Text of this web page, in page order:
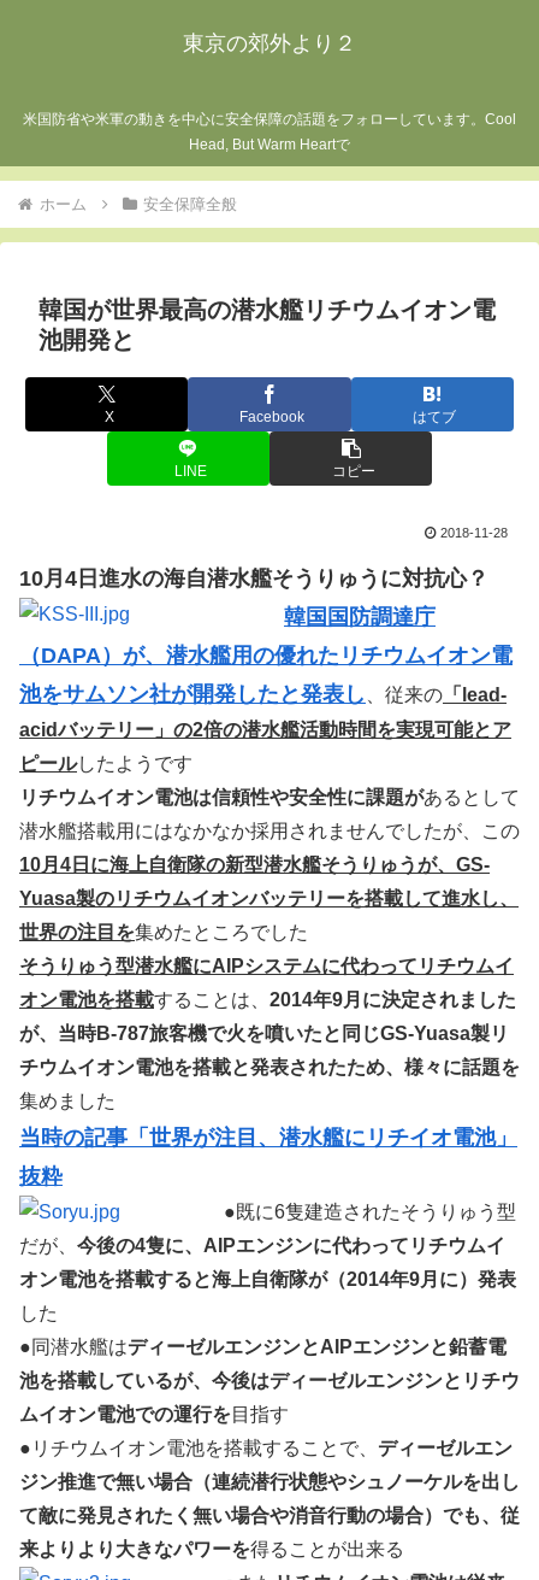
東京の郊外より２
米国防省や米軍の動きを中心に安全保障の話題をフォローしています。Cool
Head, But Warm Heartで
ホーム 安全保障全般
韓国が世界最高の潜水艦リチウムイオン電
池開発と
X Facebook はてブ
LINE コピー
2018-11-28
10月4日進水の海自潜水艦そうりゅうに対抗心？
韓国国防調達庁
（DAPA）が、潜水艦用の優れたリチウムイオン電
池をサムソン社が開発したと発表し
、従来の 「lead-
acidバッテリー」の2倍の潜水艦活動時間を実現可能とア
ピールしたようです
リチウムイオン電池は信頼性や安全性に課題があるとして
潜水艦搭載用にはなかなか採用されませんでしたが、この
10月4日に海上自衛隊の新型潜水艦そうりゅうが、GS-
Yuasa製のリチウムイオンバッテリーを搭載して進水し、
世界の注目を集めたところでした
そうりゅう型潜水艦にAIPシステムに代わってリチウムイ
オン電池を搭載することは、 2014年9月に決定されました
が、当時B-787旅客機で火を噴いたと同じGS-Yuasa製リ
チウムイオン電池を搭載と発表されたため、様々に話題を
集めました
当時の記事「世界が注目、潜水艦にリチイオ電池」
抜粋
●既に6隻建造されたそうりゅう型
だが、 今後の4隻に、AIPエンジンに代わってリチウムイ
オン電池を搭載すると海上自衛隊が（2014年9月に）発表
した
●同潜水艦はディーゼルエンジンとAIPエンジンと鉛蓄電
池を搭載しているが、今後はディーゼルエンジンとリチウ
ムイオン電池での運行を 目指す
●リチウムイオン電池を搭載することで、 ディーゼルエン
ジン推進で無い場合（連続潜行状態やシュノーケルを出し
て敵に発見されたく無い場合や消音行動の場合）でも、従
来よりより大きなパワーを得ることが出来る